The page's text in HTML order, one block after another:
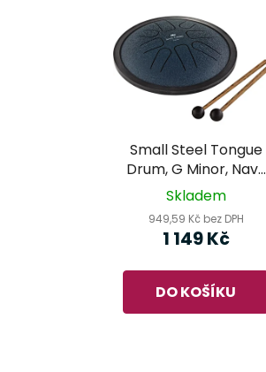
Small Steel Tongue
Drum, G Minor, Navy
Blue (SSTD2NB) -
Skladem
949,59 Kč bez DPH
1 149 Kč
DO KOŠÍKU